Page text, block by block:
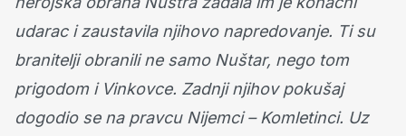
udarac i zaustavila njihovo napredovanje. Ti su
branitelji obranili ne samo Nuštar, nego tom
prigodom i Vinkovce. Zadnji njihov pokušaj
dogodio se na pravcu Nijemci – Komletinci. Uz